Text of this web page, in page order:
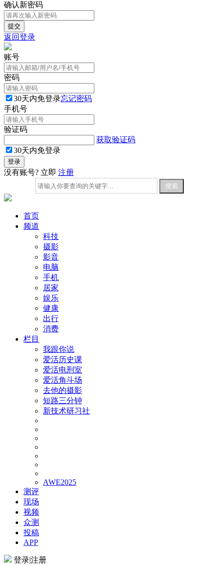
确认新密码
返回登录
账号
密码
30天内免登录忘记密码
手机号
验证码
获取验证码
30天内免登录
没有账号? 立即 注册
首页
频道
科技
摄影
影音
电脑
手机
居家
娱乐
健康
出行
消费
栏目
我跟你说
爱活历史课
爱活电刑室
爱活角斗场
去他的摄影
短路三分钟
新技术研习社
AWE2025
测评
现场
视频
众测
投稿
APP
登录|注册